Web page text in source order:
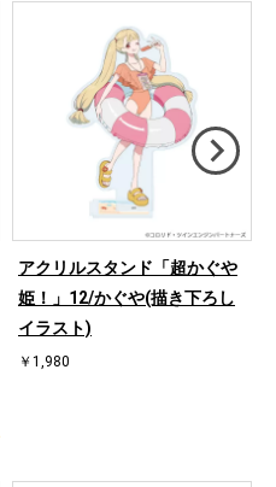
アクリルスタンド「超かぐや
姫！」12/かぐや(描き下ろし
イラスト)
￥1,980